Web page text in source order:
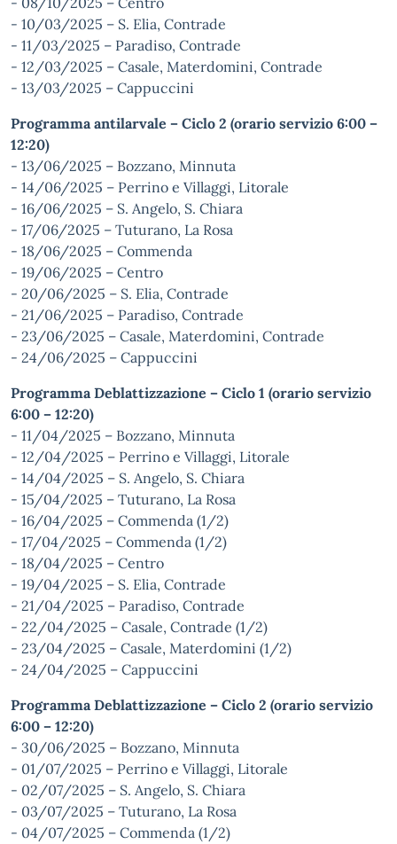
- 10/03/2025 – S. Elia, Contrade
- 11/03/2025 – Paradiso, Contrade
- 12/03/2025 – Casale, Materdomini, Contrade
- 13/03/2025 – Cappuccini
Programma antilarvale – Ciclo 2 (orario servizio 6:00 –
12:20)
- 13/06/2025 – Bozzano, Minnuta
- 14/06/2025 – Perrino e Villaggi, Litorale
- 16/06/2025 – S. Angelo, S. Chiara
- 17/06/2025 – Tuturano, La Rosa
- 18/06/2025 – Commenda
- 19/06/2025 – Centro
- 20/06/2025 – S. Elia, Contrade
- 21/06/2025 – Paradiso, Contrade
- 23/06/2025 – Casale, Materdomini, Contrade
- 24/06/2025 – Cappuccini
Programma Deblattizzazione – Ciclo 1 (orario servizio
6:00 – 12:20)
- 11/04/2025 – Bozzano, Minnuta
- 12/04/2025 – Perrino e Villaggi, Litorale
- 14/04/2025 – S. Angelo, S. Chiara
- 15/04/2025 – Tuturano, La Rosa
- 16/04/2025 – Commenda (1/2)
- 17/04/2025 – Commenda (1/2)
- 18/04/2025 – Centro
- 19/04/2025 – S. Elia, Contrade
- 21/04/2025 – Paradiso, Contrade
- 22/04/2025 – Casale, Contrade (1/2)
- 23/04/2025 – Casale, Materdomini (1/2)
- 24/04/2025 – Cappuccini
Programma Deblattizzazione – Ciclo 2 (orario servizio
6:00 – 12:20)
- 30/06/2025 – Bozzano, Minnuta
- 01/07/2025 – Perrino e Villaggi, Litorale
- 02/07/2025 – S. Angelo, S. Chiara
- 03/07/2025 – Tuturano, La Rosa
- 04/07/2025 – Commenda (1/2)